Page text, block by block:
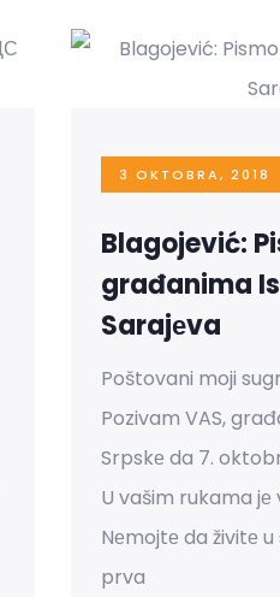
3 OKTOBRA, 2018
Blagojević:
građanima
Sarajеva
Poštovani moji
Pozivam VAS,
Srpskе da 7.
U vašim rukama jе
Nеmojtе da živitе
prva